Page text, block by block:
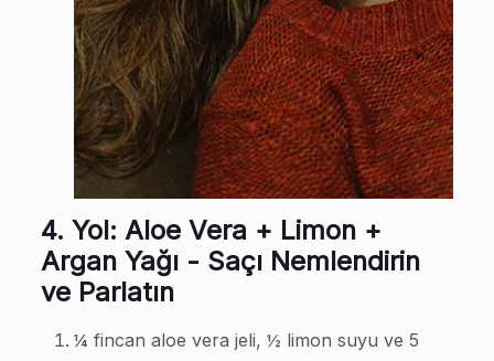
4. Yol: Aloe Vera + Limon +
Argan Yağı - Saçı Nemlendirin
ve Parlatın
¼ fincan aloe vera jeli, ½ limon suyu ve 5